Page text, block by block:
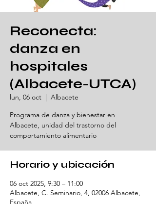
Reconecta:
danza en
hospitales
(Albacete-UTCA)
lun, 06 oct
  |
Albacete
Programa de danza y bienestar en
Albacete, unidad del trastorno del
comportamiento alimentario
Horario y ubicación
06 oct 2025, 9:30 – 11:00
Albacete, C. Seminario, 4, 02006 Albacete,
España